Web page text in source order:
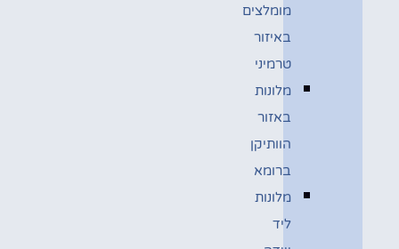
מומלצים
באיזור
טרמיני
מלונות
באזור
הוותיקן
ברומא
מלונות
ליד